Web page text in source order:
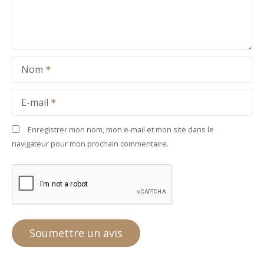
Nom
E-mail
Enregistrer mon nom, mon e-mail et mon site dans le
navigateur pour mon prochain commentaire.